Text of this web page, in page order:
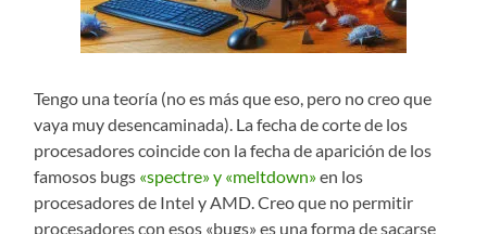
Tengo una teoría (no es más que eso, pero no creo que
vaya muy desencaminada). La fecha de corte de los
procesadores coincide con la fecha de aparición de los
famosos bugs «spectre» y «meltdown»en los
procesadores de Intel y AMD. Creo que no permitir
procesadores con esos «bugs» es una forma de sacarse